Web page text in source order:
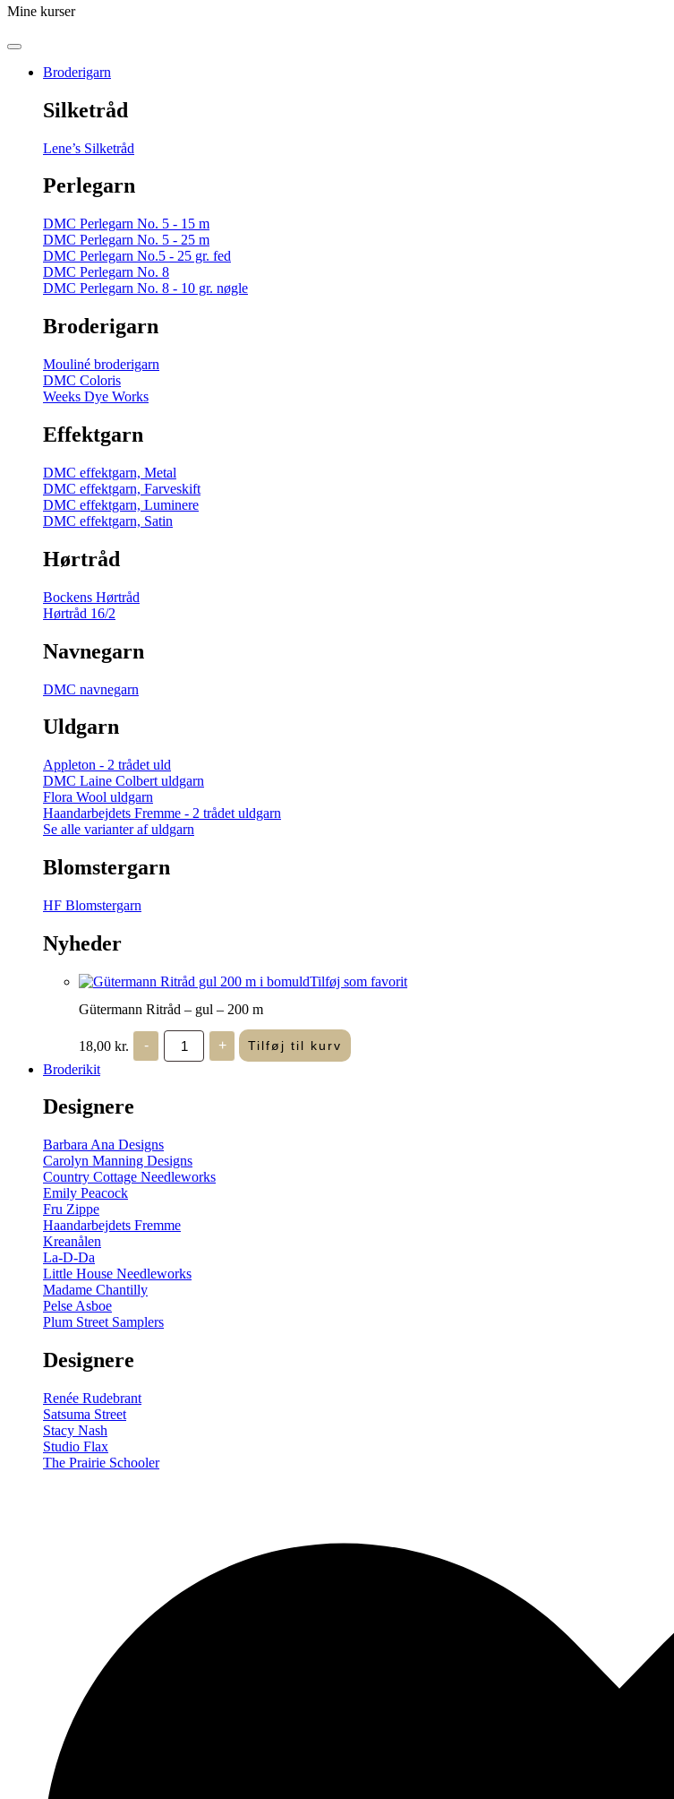
Mine kurser
Broderigarn
Silketråd
Lene’s Silketråd
Perlegarn
DMC Perlegarn No. 5 - 15 m
DMC Perlegarn No. 5 - 25 m
DMC Perlegarn No.5 - 25 gr. fed
DMC Perlegarn No. 8
DMC Perlegarn No. 8 - 10 gr. nøgle
Broderigarn
Mouliné broderigarn
DMC Coloris
Weeks Dye Works
Effektgarn
DMC effektgarn, Metal
DMC effektgarn, Farveskift
DMC effektgarn, Luminere
DMC effektgarn, Satin
Hørtråd
Bockens Hørtråd
Hørtråd 16/2
Navnegarn
DMC navnegarn
Uldgarn
Appleton - 2 trådet uld
DMC Laine Colbert uldgarn
Flora Wool uldgarn
Haandarbejdets Fremme - 2 trådet uldgarn
Se alle varianter af uldgarn
Blomstergarn
HF Blomstergarn
Nyheder
Tilføj som favorit
Gütermann Ritråd – gul – 200 m
18,00 kr. -
Gütermann
Ritråd
-
+ Tilføj til kurv
Broderikit
Designere
Barbara Ana Designs
Carolyn Manning Designs
Country Cottage Needleworks
Emily Peacock
Fru Zippe
Haandarbejdets Fremme
Kreanålen
La-D-Da
Little House Needleworks
Madame Chantilly
Pelse Asboe
Plum Street Samplers
Designere
Renée Rudebrant
Satsuma Street
Stacy Nash
Studio Flax
The Prairie Schooler